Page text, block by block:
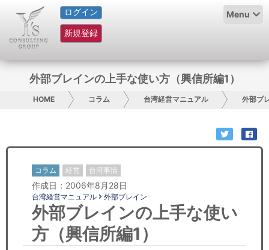
ログイン
新規登録
Menu
HOME
サービス紹介
コラム
グループ概要
日本人にPR
コンサルティング
リサーチ
外部ブレインの上手な使い方（興信所編1）
HOME コラム 台湾経営マニュアル 外部ブ
コラム 経営 台湾事情
作成日：2006年8月28日
台湾経営マニュアル 外部ブレイン
外部ブレインの上手な使い
方（興信所編1）